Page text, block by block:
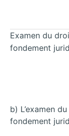
Examen du
fondement
b) L’examen
fondement